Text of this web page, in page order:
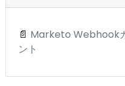
📄 Marketo Webhook
ント